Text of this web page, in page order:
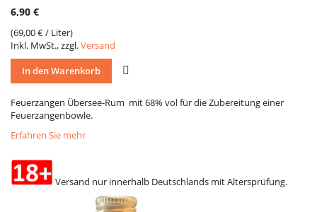
6,90 €
(69,00 €/ Liter)
Inkl. MwSt., zzgl.Versand
In den Warenkorb
Feuerzangen Übersee-Rum mit 68% vol für die Zubereitung einer
Feuerzangenbowle.
Erfahren Sie mehr
Versand nur innerhalb Deutschlands mit Altersprüfung.